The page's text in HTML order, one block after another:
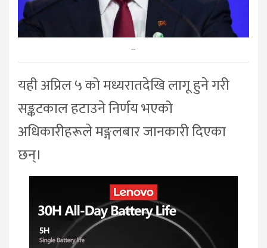
–
यही अप्रिल ५ को मध्यरातदेखि लागू हुने गरी
सङ्कटकाल हटाउने निर्णय भएको
अधिकारीहरूले मङ्गलबार जानकारी दिएका
छन्।